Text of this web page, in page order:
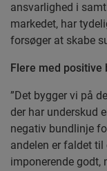
ansvarlighed i
markedet, har
forsøger at skabe
Flere med positive
”Det bygger vi på
der har underskud
negativ bundlinje
andelen er faldet
imponerende godt,